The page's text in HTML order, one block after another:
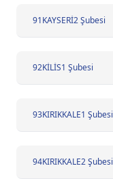
91KAYSERİ2 Şubesi
92KİLİS1 Şubesi
93KIRIKKALE1 Şubesi
94KIRIKKALE2 Şubesi